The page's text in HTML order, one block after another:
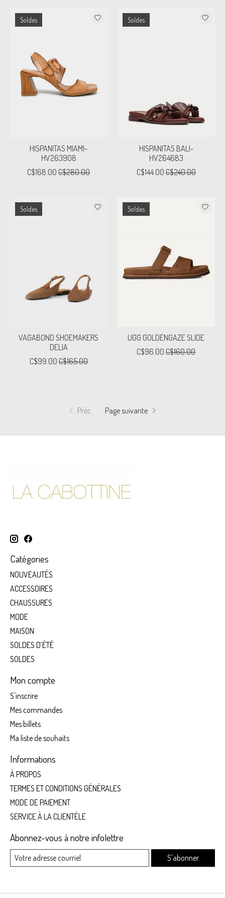
Soldes
HISPANITAS MIAMI-
HV263908
C$168.00 C$280.00
Soldes
HISPANITAS BALI-
HV264683
C$144.00 C$240.00
Soldes
VAGABOND SHOEMAKERS
DELIA
C$99.00 C$165.00
Soldes
UGG GOLDENGAZE SLIDE
C$96.00 C$160.00
Préc. Page suivante
Catégories
NOUVEAUTÉS
ACCESSOIRES
CHAUSSURES
MODE
MAISON
SOLDES D’ÉTÉ
SOLDES
Mon compte
S'inscrire
Mes commandes
Mes billets
Ma liste de souhaits
Informations
À PROPOS
TERMES ET CONDITIONS GÉNÉRALES
MODE DE PAIEMENT
SERVICE À LA CLIENTÈLE
Abonnez-vous à notre infolettre
S'abonner